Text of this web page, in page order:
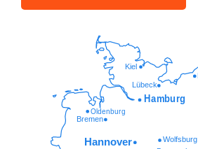
Wolfsburg
Oldenburg
Lübeck
Kiel
Hannover
Bremen
Hamburg